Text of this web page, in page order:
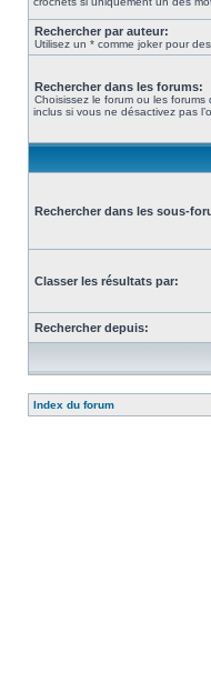
Rechercher par auteur:
Utilisez un * comme joker pour
Rechercher dans les forums:
Choisissez le forum ou les
inclus si vous ne désactivez pas
Rechercher dans les sous-
Classer les résultats par:
Rechercher depuis:
Index du forum